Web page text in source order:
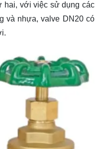
hai, với việc sử dụng các
và nhựa, valve DN20 có